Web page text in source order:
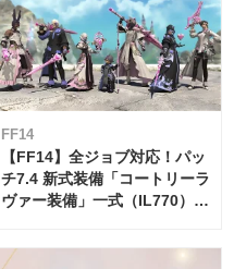
FF14
【FF14】全ジョブ対応！パッ
チ7.4 新式装備「コートリーラ
ヴァー装備」一式（IL770）の